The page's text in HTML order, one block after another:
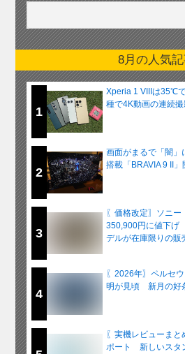
8月の人気
1
Xperia 1 VIIIは35℃
種で4K動画の連続
2
画面がまるで「闇
搭載「BRAVIA 9 II
3
〖価格改定〗ソニ
350,900円に値下げ
デルが在庫限りの販
4
〖2026年〗ペルセ
明が見頃 新月の好
〖実機レビューま
ポート 新しいスタ